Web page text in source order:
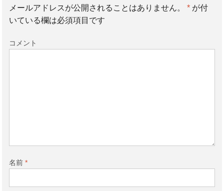
メールアドレスが公開されることはありません。 *が付
いている欄は必須項目です
コメント
名前 *